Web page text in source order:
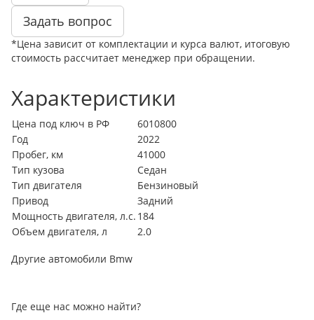
Задать вопрос
*Цена зависит от комплектации и курса валют, итоговую
стоимость рассчитает менеджер при обращении.
Характеристики
Цена под ключ в РФ
6010800
Год
2022
Пробег, км
41000
Тип кузова
Седан
Тип двигателя
Бензиновый
Привод
Задний
Мощность двигателя, л.с. 184
Объем двигателя, л
2.0
Другие автомобили Bmw
Где еще нас можно найти?